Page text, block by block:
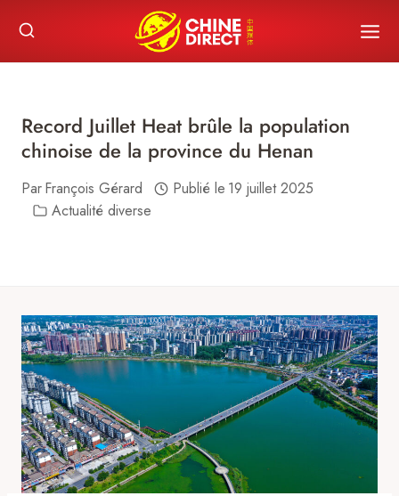
content
Record Juillet Heat brûle la population
chinoise de la province du Henan
ParFrançois Gérard Publié le 19 juillet 2025
Actualité diverse